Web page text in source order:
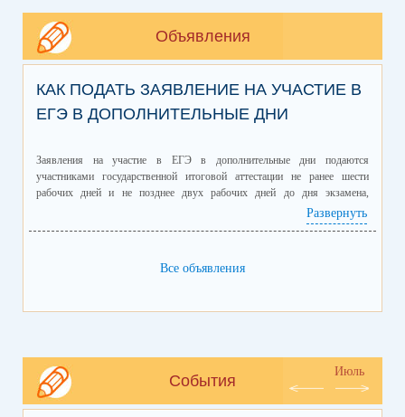
Объявления
КАК ПОДАТЬ ЗАЯВЛЕНИЕ НА УЧАСТИЕ В
ЕГЭ В ДОПОЛНИТЕЛЬНЫЕ ДНИ
Заявления на участие в ЕГЭ в дополнительные дни подаются
участниками государственной итоговой аттестации не ранее шести
рабочих дней и не позднее двух рабочих дней до дня экзамена,
на 8 июля (иностранный язык, информатика, литература, русский язык,
обществознание)заявления подаются 29, 30 июня и 1, 2, 3, 6 июля.
Заявления принимаются образовательными организациями.
только участники государственной итоговой аттестации, только по
одному учебному предмету по своему выбору из числа учебных
предметов, сданных в текущем году (году сдачи экзамена).
Развернуть
Все объявления
События
Июль